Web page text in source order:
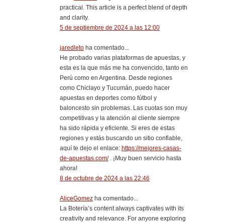
practical. This article is a perfect blend of depth
and clarity.
5 de septiembre de 2024 a las 12:00
jaredleto ha comentado...
He probado varias plataformas de apuestas, y
esta es la que más me ha convencido, tanto en
Perú como en Argentina. Desde regiones
como Chiclayo y Tucumán, puedo hacer
apuestas en deportes como fútbol y
baloncesto sin problemas. Las cuotas son muy
competitivas y la atención al cliente siempre
ha sido rápida y eficiente. Si eres de estas
regiones y estás buscando un sitio confiable,
aquí te dejo el enlace: https://mejores-casas-
de-apuestas.com/. ¡Muy buen servicio hasta
ahora!
8 de octubre de 2024 a las 22:46
AliceGomez ha comentado...
La Botería’s content always captivates with its
creativity and relevance. For anyone exploring